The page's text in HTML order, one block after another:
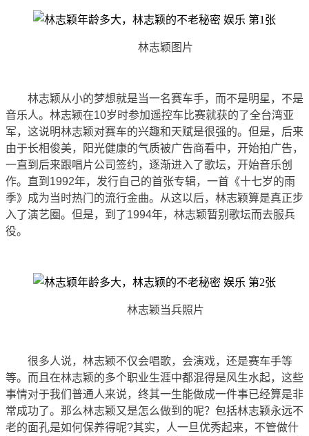
林志颖图片
林志颖从小的梦想就是当一名赛车手，而不是明星，不是
音乐人。林志颖在10岁时参加遥控车比赛就获的了全台湾亚
军，这说明林志颖对赛车的兴趣和天赋是很强的。但是，后来
由于长相俊美，阳光健康的气质被广告商看中，开始拍广告，
一直到后来跟唱片公司签约，逐渐进入了歌坛，开始音乐创
作。直到1992年，发行自己的首张专辑，一首《十七岁的雨
季》成为当时热门的流行金曲。从这以后，林志颖算是真正步
入了演艺圈。但是，到了1994年，林志颖暂别歌坛而去服兵
役。
林志颖当兵照片
很多人说，林志颖不仅会唱歌，会演戏，还是赛车手等
等。而且在林志颖的多个职业生涯中都混得是风生水起，这些
事情对于我们普通人来说，终其一生能做成一件事已经算是非
常成功了。那么林志颖又是怎么做到的呢？包括林志颖永远不
老的面孔是如何保养得呢?其实，人一旦优秀起来，不管做什